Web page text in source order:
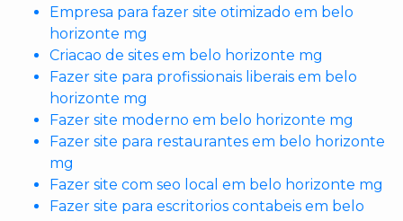
Empresa para fazer site otimizado em belo
horizonte mg
Criacao de sites em belo horizonte mg
Fazer site para profissionais liberais em belo
horizonte mg
Fazer site moderno em belo horizonte mg
Fazer site para restaurantes em belo horizonte
mg
Fazer site com seo local em belo horizonte mg
Fazer site para escritorios contabeis em belo